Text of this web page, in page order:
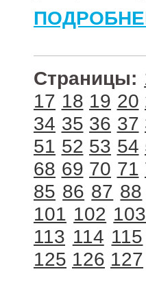
Страницы:
17 18 19 20
34 35 36 37
51 52 53 54
68 69 70 71
85 86 87 88
101 102 103
113 114 115
125 126 127